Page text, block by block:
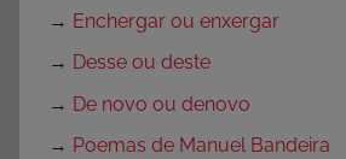
→ Enchergar ou enxergar
→ Desse ou deste
→ De novo ou denovo
→ Poemas de Manuel Bandeira